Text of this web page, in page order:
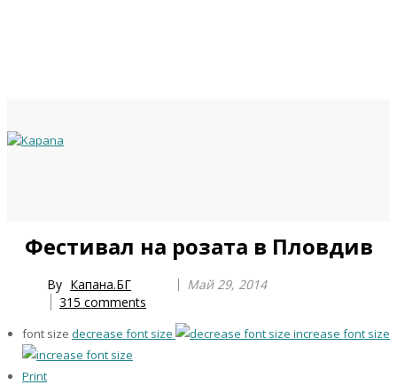
Фестивал на розата в Пловдив
By Капана.БГ
Май 29, 2014
315 comments
font size decrease font size increase font size
Print
Year
Month
Year
Month